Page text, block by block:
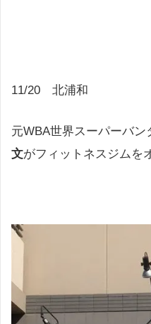
11/20 北浦和
元WBA世界スーパーバン
文がフィットネスジムを